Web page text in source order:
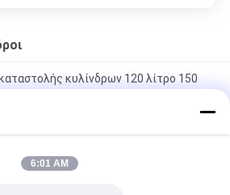
κυλίνδρων 120 λίτρο 150
αζώτου 4.2MPa χωρίς ρύπανση
σύστημα πυρόσβεσης PERFLUORO
6:01 AM